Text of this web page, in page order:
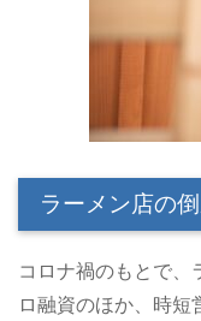
ラーメン店の
コロナ禍のもとで、
ロ融資のほか、時短